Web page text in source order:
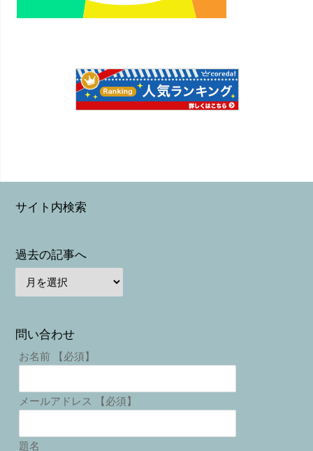
サイト内検索
過去の記事へ
問い合わせ
お名前 【必須】
メールアドレス 【必須】
題名